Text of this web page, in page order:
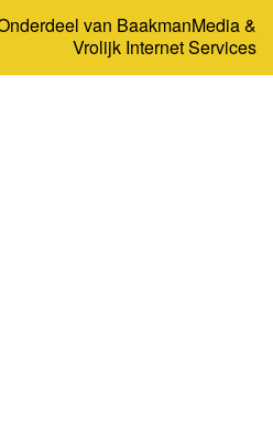
van BaakmanMedia&
Vrolijk Internet Services